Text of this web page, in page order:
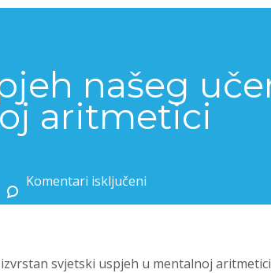
našeg
aritmetici
Komentari isključeni
svjetski uspjeh u mentalnoj